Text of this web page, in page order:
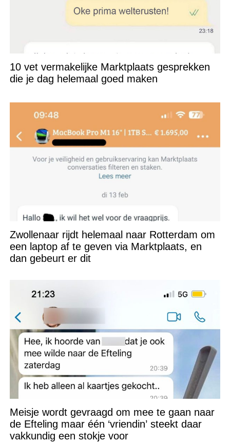
10 vet vermakelijke Marktplaats gesprekken
die je dag helemaal goed maken
Zwollenaar rijdt helemaal naar Rotterdam om
een laptop af te geven via Marktplaats, en
dan gebeurt er dit
Meisje wordt gevraagd om mee te gaan naar
de Efteling maar één ‘vriendin’ steekt daar
vakkundig een stokje voor